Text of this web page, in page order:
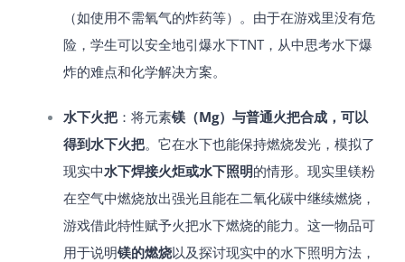
（如使用不需氧气的炸药等）。由于在游戏里没有危
险，学生可以安全地引爆水下TNT，从中思考水下爆
炸的难点和化学解决方案。
水下火把：将元素镁（Mg）与普通火把合成，可以
得到水下火把​。它在水下也能保持燃烧发光，模拟了
现实中水下焊接火炬或水下照明的情形。现实里镁粉
在空气中燃烧放出强光且能在二氧化碳中继续燃烧，
游戏借此特性赋予火把水下燃烧的能力。这一物品可
用于说明镁的燃烧以及探讨现实中的水下照明方法，